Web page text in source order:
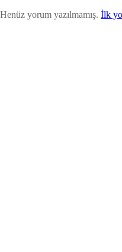
Henüz yorum yazılmamış. İlk